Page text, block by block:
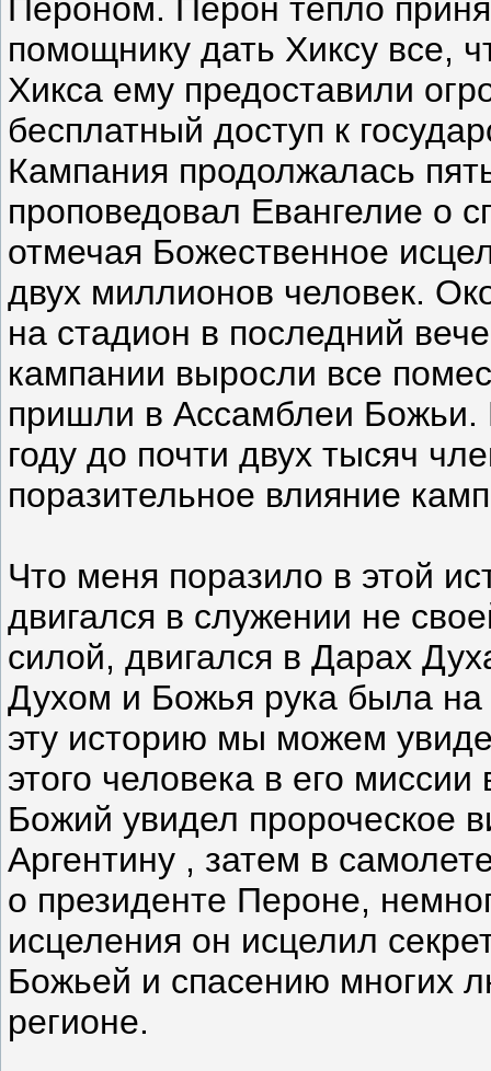
Пероном. Перон тепло
помощнику дать Хиксу все,
Хикса ему предоставили
бесплатный доступ к
Кампания продолжалась
проповедовал Евангелие о
отмечая Божественное
двух миллионов человек.
на стадион в последний
кампании выросли все
пришли в Ассамблеи Божьи.
году до почти двух тысяч
поразительное влияние
Что меня поразило в этой
двигался в служении не
силой, двигался в Дарах
Духом и Божья рука была
эту историю мы можем
этого человека в его
Божий увидел пророческое
Аргентину , затем в
о президенте Пероне,
исцеления он исцелил
Божьей и спасению многих
регионе.